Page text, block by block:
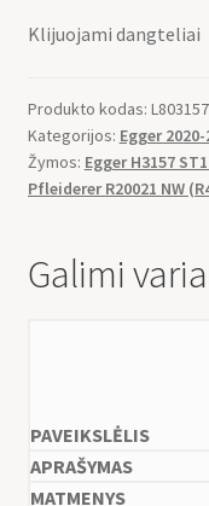
Klijuojami dangteliai
Produkto kodas: L803157
Kategorijos: Egger 2020-
Žymos: Egger H3157
Pfleiderer R20021 NW
Galimi